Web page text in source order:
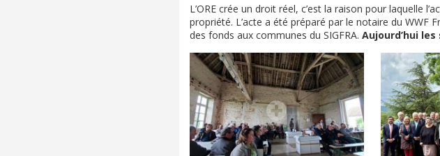
L’ORE crée un droit réel, c’est la raison pour laquelle
propriété. L’acte a été préparé par le notaire du WWF
des fonds aux communes du SIGFRA. Aujourd’hui